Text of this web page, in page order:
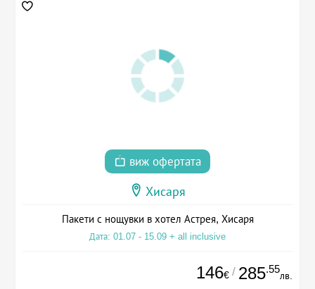
виж офертата
Хисаря
Пакети с нощувки в хотел Астрея, Хисаря
Дата: 01.07 - 15.09 + all inclusive
146€ / 285.55
лв.